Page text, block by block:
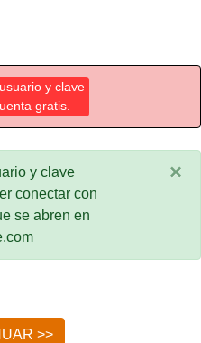
y clave
gratis.
y clave
conectar con
se abren en
×
>>